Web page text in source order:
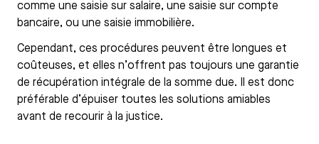
comme une saisie sur salaire, une saisie sur compte
bancaire, ou une saisie immobilière.
Cependant, ces procédures peuvent être longues et
coûteuses, et elles n’offrent pas toujours une garantie
de récupération intégrale de la somme due. Il est donc
préférable d’épuiser toutes les solutions amiables
avant de recourir à la justice.